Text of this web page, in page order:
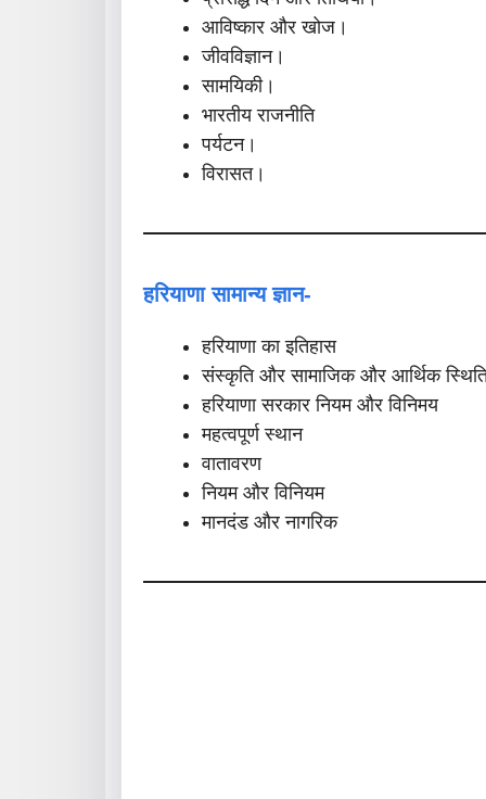
आविष्कार और खोज।
जीवविज्ञान।
सामयिकी।
भारतीय राजनीति
पर्यटन।
विरासत।
हरियाणा सामान्य ज्ञान-
हरियाणा का इतिहास
संस्कृति और सामाजिक और आर्थिक
हरियाणा सरकार नियम और विनिमय
महत्वपूर्ण स्थान
वातावरण
नियम और विनियम
मानदंड और नागरिक